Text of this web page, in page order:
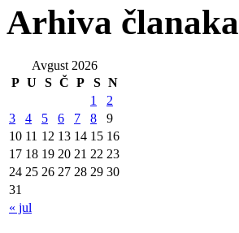
Arhiva članaka
Avgust 2026
P U S Č P S N
« jul
1
2
3
4 5 6 7 8
9
10 11 12 13 14 15 16
17 18 19 20 21 22 23
24 25 26 27 28 29 30
31